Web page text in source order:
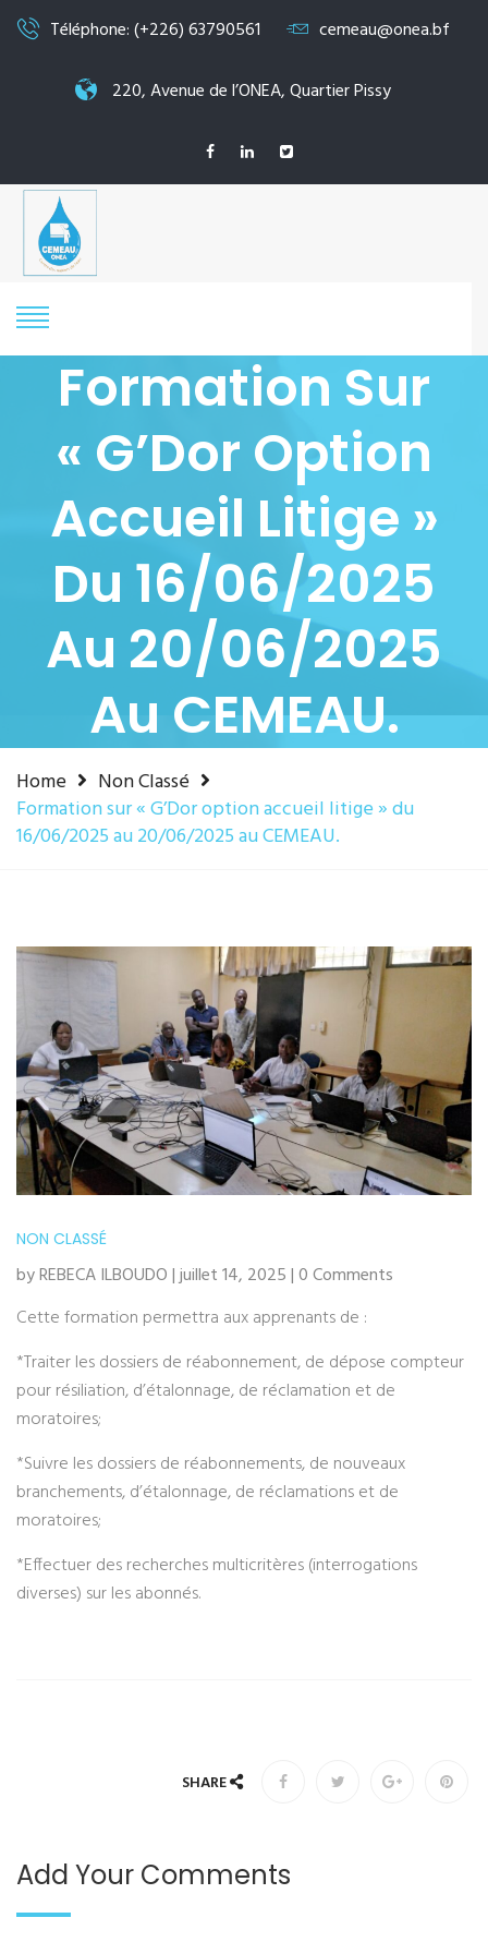
Téléphone: (+226) 63790561 cemeau@onea.bf
220, Avenue de l’ONEA, Quartier Pissy
Formation Sur
« G’Dor Option
Accueil Litige »
Du 16/06/2025
Au 20/06/2025
Au CEMEAU.
Home
Non Classé
Formation sur « G’Dor option accueil litige » du
16/06/2025 au 20/06/2025 au CEMEAU.
NON CLASSÉ
by REBECA ILBOUDO | juillet 14, 2025 | 0 Comments
Cette formation permettra aux apprenants de :
*Traiter les dossiers de réabonnement, de dépose compteur
pour résiliation, d’étalonnage, de réclamation et de
moratoires;
*Suivre les dossiers de réabonnements, de nouveaux
branchements, d’étalonnage, de réclamations et de
moratoires;
*Effectuer des recherches multicritères (interrogations
diverses) sur les abonnés.
SHARE
Add Your Comments